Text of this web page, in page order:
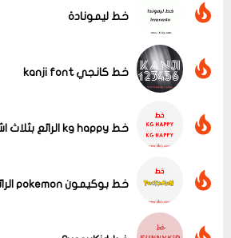
خط ليمونادة
خط كانجي kanji font
خط kg happy الرائع بثلاث اشكال
خط بوكيمون pokemon الرائع